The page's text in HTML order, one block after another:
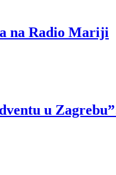
na Radio Mariji
u